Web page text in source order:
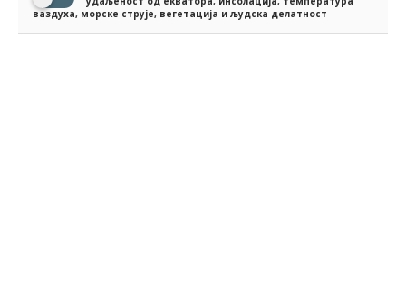
ваздуха, морске струје, вегетација и људска делатност